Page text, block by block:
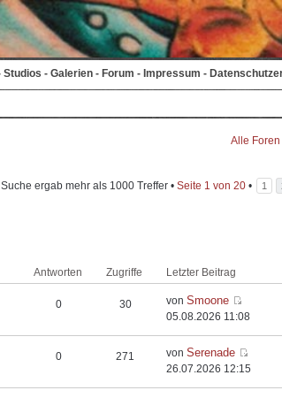
Studios - Galerien - Forum - Impressum -
Alle
ergab mehr als 1000 Treffer • Seite 1 von 20 • 1
Antworten Zugriffe Letzter Beitrag
0 30 vonSmoone
05.08.2026 11:08
0 271 vonSerenade
26.07.2026 12:15